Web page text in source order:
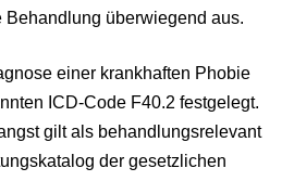
überwiegend aus.
einer krankhaften Phobie
ICD-Code F40.2 festgelegt.
gilt als behandlungsrelevant
der gesetzlichen